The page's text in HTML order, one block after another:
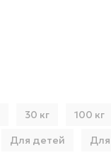
30 кг 100 кг
Для детей